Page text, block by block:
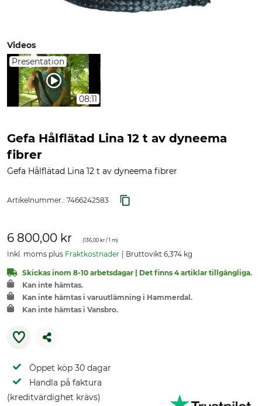
Videos
Presentation
08:11
Gefa Hålflätad Lina 12 t av dyneema
fibrer
Gefa Hålflätad Lina 12 t av dyneema fibrer
Artikelnummer.: 7466242583
6 800,00 kr (136,00 kr / 1 m)
Inkl. moms plus Fraktkostnader Bruttovikt 6,374 kg
Skickas inom 8-10 arbetsdagar | Det finns 4 artiklar tillgängliga.
Kan inte hämtas.
Kan inte hämtas i varuutlämning i Hammerdal.
Kan inte hämtas i Vansbro.
Öppet köp 30 dagar
Handla på faktura
(kreditvärdighet krävs)